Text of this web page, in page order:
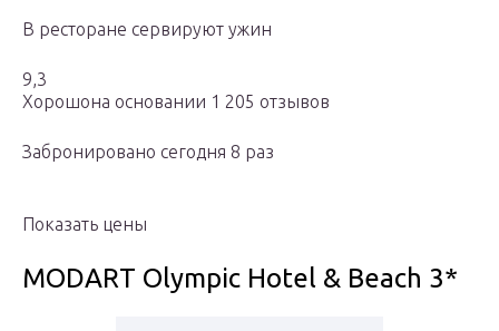
В ресторане сервируют ужин
9,3
Хорошона основании 1 205 отзывов
Забронировано сегодня 8 раз
Показать цены
MODART Olympic Hotel & Beach 3*